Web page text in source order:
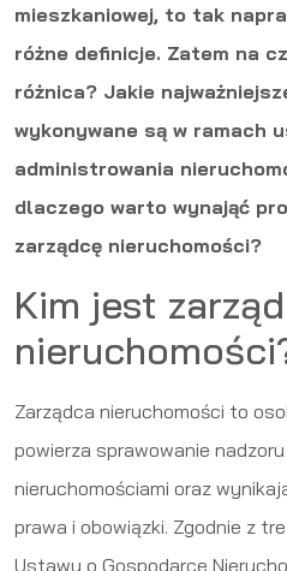
mieszkaniowej, to tak
różne definicje. Zatem na
różnica? Jakie
wykonywane są w ramach
administrowania
dlaczego warto wynająć
zarządcę nieruchomości?
Kim jest
Zarządca nieruchomości to
powierza sprawowanie
nieruchomościami oraz
prawa i obowiązki. Zgodnie z
Ustawy o Gospodarce